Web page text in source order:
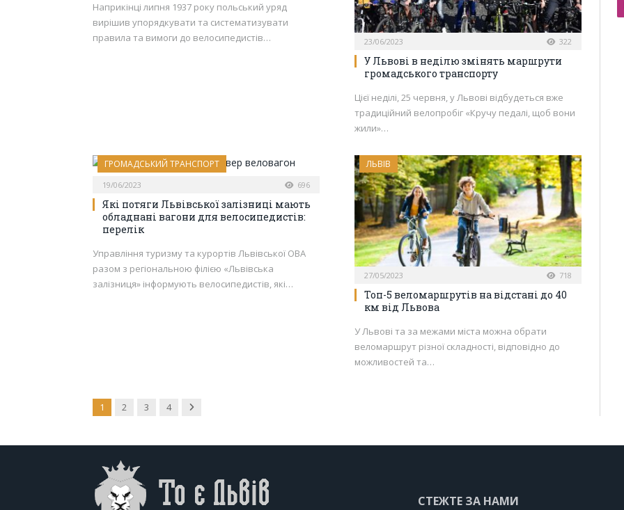
Наприкінці липня 1937 року польський уряд
вирішив упорядкувати та систематизувати
правила та вимоги до велосипедистів…
23/06/2023 322
У Львові в неділю змінять маршрути
громадського транспорту
Цієї неділі, 25 червня, у Львові відбудеться вже
традиційний велопробіг «Кручу педалі, щоб вони
жили»…
ГРОМАДСЬКИЙ ТРАНСПОРТ
19/06/2023 696
Які потяги Львівської залізниці мають
обладнані вагони для велосипедистів:
перелік
Управління туризму та курортів Львівської ОВА
разом з регіональною філією «Львівська
залізниця» інформують велосипедистів, які…
ЛЬВІВ
27/05/2023 718
Топ-5 веломаршрутів на відстані до 40
км від Львова
У Львові та за межами міста можна обрати
веломаршрут різної складності, відповідно до
можливостей та…
1 2 3 4 Next
СТЕЖТЕ ЗА НАМИ